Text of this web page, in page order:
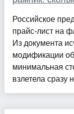
Российское
прайс-лист на
Из документа
модификации
минимальная
взлетела сразу